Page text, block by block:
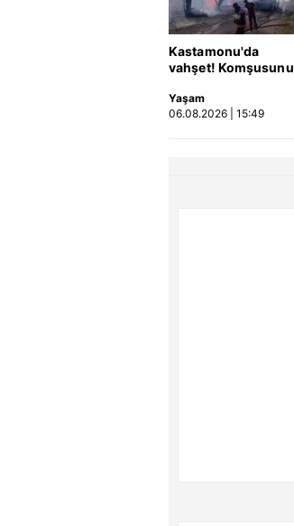
Kastamonu'da
vahşet! Komşusunu
aracını ateşe verdi |
Video
Yaşam
06.08.2026 | 15:49